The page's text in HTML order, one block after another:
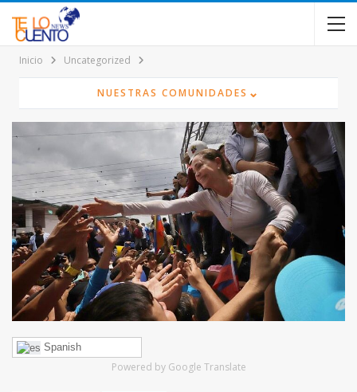
Inicio Uncategorized
NUESTRAS COMUNIDADES ⌄
Spanish
Powered by Google Translate